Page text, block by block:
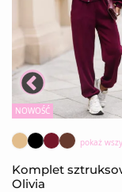
NOWOŚĆ
pokaż
Komplet
Olivia